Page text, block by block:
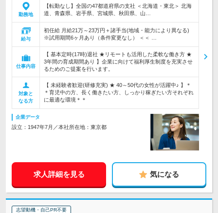
勤務地
【転勤なし】全国の47都道府県の支社 ＜北海道・東北＞ 北海
道、青森県、岩手県、宮城県、秋田県、山…
給与
初任給 月給21万～23万円＋諸手当(地域・能力により異なる)
※試用期間6ヶ月あり（条件変更なし） ＜＜ …
仕事内容
【 基本定時(17時)退社 ★リモートも活用した柔軟な働き方 ★
3年間の育成期間あり 】企業に向けて福利厚生制度を充実させ
るためのご提案を行います。
対象と
なる方
【 未経験者歓迎(研修充実) ★ 40～50代の女性が活躍中♪ 】＊
＊育児中の方、長く働きたい方、しっかり稼ぎたい方それぞれ
に最適な環境＊＊
企業データ
設立：1947年7月／本社所在地：東京都
求人詳細を見る 気になる
志望動機・自己PR不要